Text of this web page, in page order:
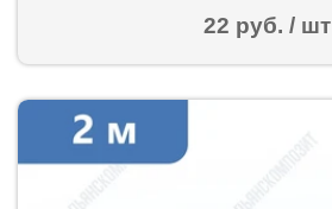
22 руб. / шт